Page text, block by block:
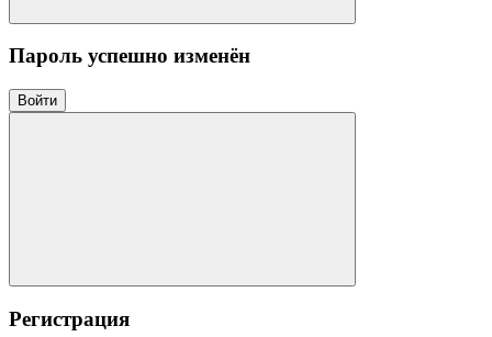
Пароль успешно изменён
Войти
Регистрация